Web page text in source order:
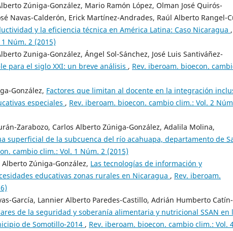
Zúniga-González, Mario Ramón López, Olman José Quirós-
Navas-Calderón, Erick Martínez-Andrades, Raúl Alberto Rangel-
y la eficiencia técnica en América Latina: Caso Nicaragua ,
Núm. 2 (2015)
Zuniga-González, Ángel Sol-Sánchez, José Luis Santiváñez-
para el siglo XXI: un breve análisis , Rev. iberoam. bioecon.
González, Factores que limitan al docente en la integración
especiales , Rev. iberoam. bioecon. cambio clim.: Vol. 2
Zarabozo, Carlos Alberto Zúniga-González, Adalila Molina,
superficial de la subcuenca del río acahuapa, departamento de
cambio clim.: Vol. 1 Núm. 2 (2015)
Zúniga-González, Las tecnologías de información y
educativas zonas rurales en Nicaragua , Rev. iberoam.
García, Lannier Alberto Paredes-Castillo, Adrián Humberto Catín-
de la seguridad y soberanía alimentaria y nutricional SSAN en
de Somotillo-2014 , Rev. iberoam. bioecon. cambio clim.: Vol.